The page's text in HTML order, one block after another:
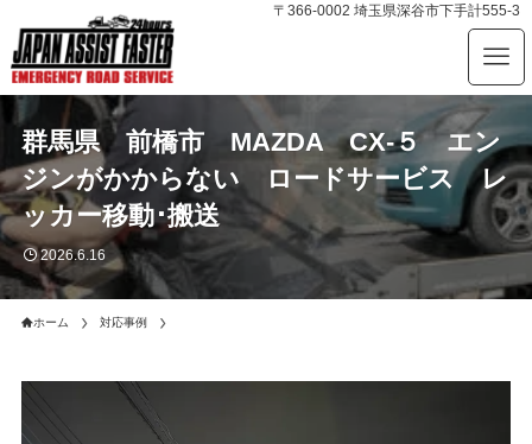
〒366-0002 埼玉県深谷市下手計555-3
群馬県 前橋市 MAZDA CX-５ エン
ジンがかからない ロードサービス レ
ッカー移動･搬送
2026.6.16
ホーム 対応事例